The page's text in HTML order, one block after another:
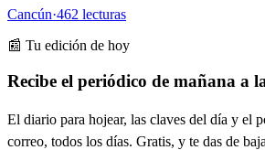
Cancún·462 lecturas
📰 Tu edición de hoy
Recibe el periódico de mañana a
El diario para hojear, las claves del día y el
correo, todos los días. Gratis, y te das de